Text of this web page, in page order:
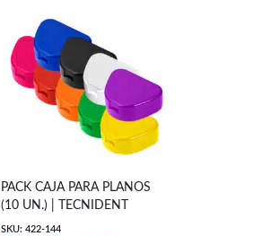
PACK CAJA PARA PLANOS
(10 UN.) | TECNIDENT
SKU: 422-144